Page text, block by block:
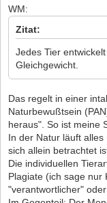
WM:
Zitat:
Jedes Tier
Gleichgewicht.
Das regelt in einer
Naturbewußtsein
heraus". So ist meine
In der Natur läuft
sich allein betrachtet
Die individuellen
Plagiate (ich sage nur
"verantwortlicher"